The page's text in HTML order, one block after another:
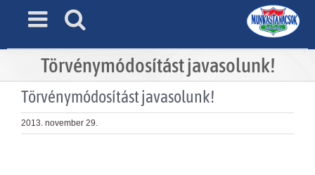
Törvénymódosítást javasolunk!
Törvénymódosítást javasolunk!
2013. november 29.